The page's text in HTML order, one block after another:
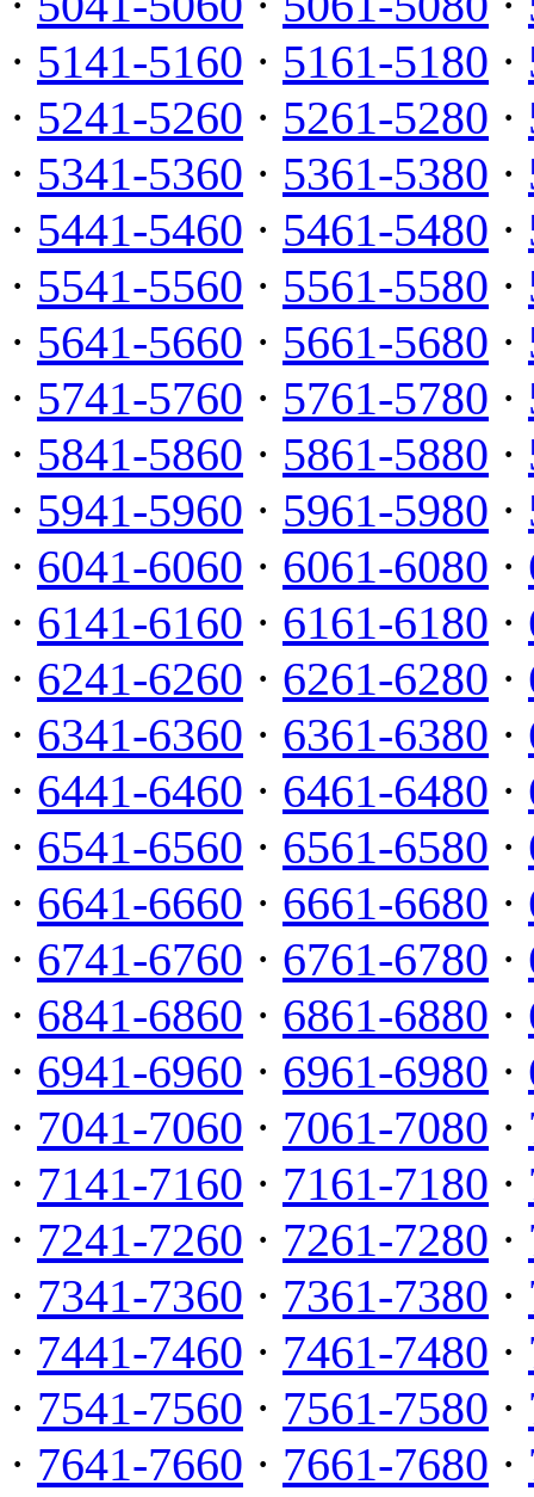
· 5141-5160 · 5161-5180 ·
· 5241-5260 · 5261-5280 ·
· 5341-5360 · 5361-5380 ·
· 5441-5460 · 5461-5480 ·
· 5541-5560 · 5561-5580 ·
· 5641-5660 · 5661-5680 ·
· 5741-5760 · 5761-5780 ·
· 5841-5860 · 5861-5880 ·
· 5941-5960 · 5961-5980 ·
· 6041-6060 · 6061-6080 ·
· 6141-6160 · 6161-6180 ·
· 6241-6260 · 6261-6280 ·
· 6341-6360 · 6361-6380 ·
· 6441-6460 · 6461-6480 ·
· 6541-6560 · 6561-6580 ·
· 6641-6660 · 6661-6680 ·
· 6741-6760 · 6761-6780 ·
· 6841-6860 · 6861-6880 ·
· 6941-6960 · 6961-6980 ·
· 7041-7060 · 7061-7080 ·
· 7141-7160 · 7161-7180 ·
· 7241-7260 · 7261-7280 ·
· 7341-7360 · 7361-7380 ·
· 7441-7460 · 7461-7480 ·
· 7541-7560 · 7561-7580 ·
· 7641-7660 · 7661-7680 ·